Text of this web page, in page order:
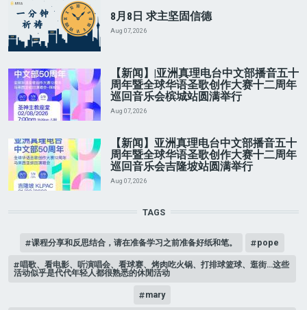
8月8日 求主坚固信德
Aug 07, 2026
【新闻】|亚洲真理电台中文部播音五十
周年暨全球华语圣歌创作大赛十二周年
巡回音乐会槟城站圆满举行
Aug 07, 2026
【新闻】亚洲真理电台中文部播音五十
周年暨全球华语圣歌创作大赛十二周年
巡回音乐会吉隆坡站圆满举行
Aug 07, 2026
TAGS
课程分享和反思结合，请在准备学习之前准备好纸和笔。 pope
唱歌、看电影、听演唱会、看球赛、烤肉吃火锅、打排球篮球、逛街…这些
活动似乎是代代年轻人都很熟悉的休閒活动
mary